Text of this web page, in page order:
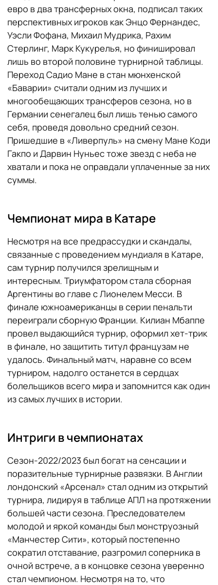
евро в два трансферных окна, подписал таких
перспективных игроков как Энцо Фернандес,
Уэсли Фофана, Михаил Мудрика, Рахим
Стерлинг, Марк Кукурелья, но финишировал
лишь во второй половине турнирной таблицы.
Переход Садио Мане в стан мюнхенской
«Баварии» считали одним из лучших и
многообещающих трансферов сезона, но в
Германии сенегалец был лишь тенью самого
себя, проведя довольно средний сезон.
Пришедшие в «Ливерпуль» на смену Мане Коди
Гакпо и Дарвин Нуньес тоже звезд с неба не
хватали и пока не оправдали уплаченные за них
суммы.
Чемпионат мира в Катаре
Несмотря на все предрассудки и скандалы,
связанные с проведением мундиаля в Катаре,
сам турнир получился зрелищным и
интересным. Триумфатором стала сборная
Аргентины во главе с Лионелем Месси. В
финале южноамериканцы в серии пенальти
переиграли сборную Франции. Килиан Мбаппе
провел выдающийся турнир, оформил хет-трик
в финале, но защитить титул французам не
удалось. Финальный матч, наравне со всем
турниром, надолго останется в сердцах
болельщиков всего мира и запомнится как один
из самых лучших в истории.
Интриги в чемпионатах
Сезон-2022/2023 был богат на сенсации и
поразительные турнирные развязки. В Англии
лондонский «Арсенал» стал одним из открытий
турнира, лидируя в таблице АПЛ на протяжении
большей части сезона. Преследователем
молодой и яркой команды был монструозный
«Манчестер Сити», который постепенно
сократил отставание, разгромил соперника в
очной встрече, а в концовке сезона уверенно
стал чемпионом. Несмотря на то, что